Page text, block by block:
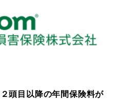
２頭目以降の年間保険料が